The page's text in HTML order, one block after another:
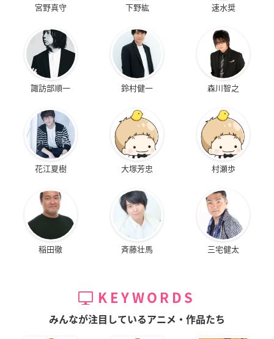
宮野真守 下野紘 速水奨
諏訪部順一 鈴村健一 森川智之
花江夏樹 大塚芳忠 村瀬歩
稲田徹 斉藤壮馬 三宅健太
KEYWORDS
みんなが注目しているアニメ・作品たち